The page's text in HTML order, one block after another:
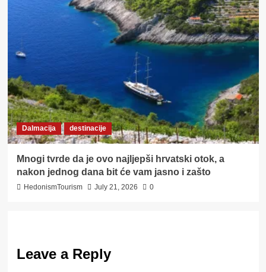
Dalmacija destinacije
Mnogi tvrde da je ovo najljepši hrvatski otok, a
nakon jednog dana bit će vam jasno i zašto
HedonismTourism July 21, 2026 0
Leave a Reply